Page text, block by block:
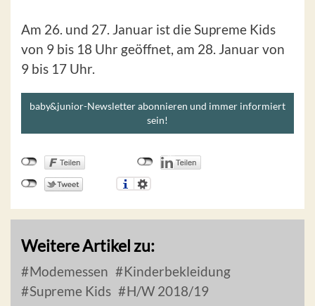
Am 26. und 27. Januar ist die Supreme Kids
von 9 bis 18 Uhr geöffnet, am 28. Januar von
9 bis 17 Uhr.
baby&junior-Newsletter abonnieren und immer informiert
sein!
Weitere Artikel zu:
Modemessen
Kinderbekleidung
Supreme Kids
H/W 2018/19